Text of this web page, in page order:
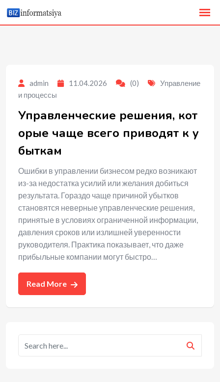
content
admin 11.04.2026 (0)
Управление
и процессы
Управленческие решения, кот
орые чаще всего приводят к у
быткам
Ошибки в управлении бизнесом редко возникают
из-за недостатка усилий или желания добиться
результата. Гораздо чаще причиной убытков
становятся неверные управленческие решения,
принятые в условиях ограниченной информации,
давления сроков или излишней уверенности
руководителя. Практика показывает, что даже
прибыльные компании могут быстро…
Read More